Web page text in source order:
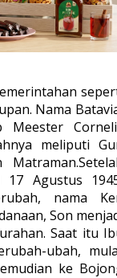
Nama
Meester
meliputi
17 Agustus
nama
Son
Saat itu
ubah,
ke